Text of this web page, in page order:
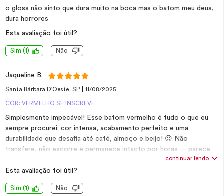
o gloss não sinto que dura muito na boca mas o batom meu deus,
dura horrores
Esta avaliação foi útil?
Sim (1) Não
Jaqueline B.
Santa Bárbara D'Oeste, SP 11/08/2025
COR: VERMELHO SE INSCREVE
Simplesmente impecável! Esse batom vermelho é tudo o que eu
sempre procurei: cor intensa, acabamento perfeito e uma
durabilidade que desafia até café, almoço e beijo! 😍 Não
transfere, não escorre e permanece intacto por horas — parece
até tatuagem de tão resistente. Além disso, o tom é poderoso,
elegante e levanta qualquer look. Já virou meu queridinho oficial!
continuar lendo
Esta avaliação foi útil?
Sim (1) Não